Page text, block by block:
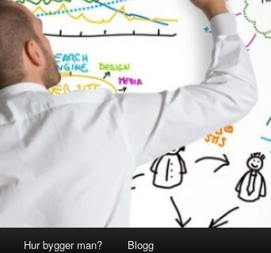
Hur bygger man? Blogg